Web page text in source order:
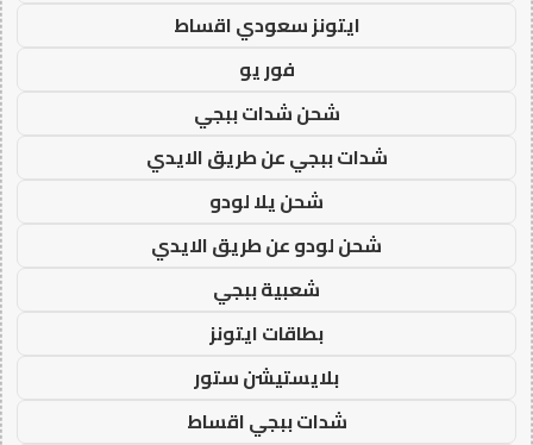
ايتونز سعودي اقساط
فور يو
شحن شدات ببجي
شدات ببجي عن طريق الايدي
شحن يلا لودو
شحن لودو عن طريق الايدي
شعبية ببجي
بطاقات ايتونز
بلايستيشن ستور
شدات ببجي اقساط